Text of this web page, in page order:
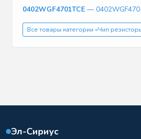
0402WGF4701TCE —
Все товары категории «Чип
Эл-Сириус